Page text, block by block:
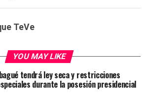
TeVe
YOU MAY LIKE
tendrá ley seca y restricciones
durante la posesión presidencial